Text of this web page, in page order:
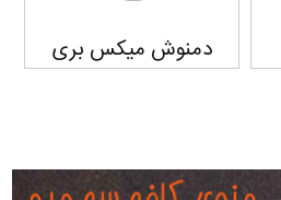
دمنوش میکس بری